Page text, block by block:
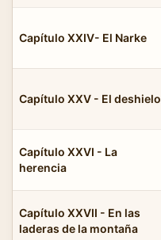
Capítulo XXIV- El Narke
Capítulo XXV - El deshielo
Capítulo XXVI - La
herencia
Capítulo XXVII - En las
laderas de la montaña